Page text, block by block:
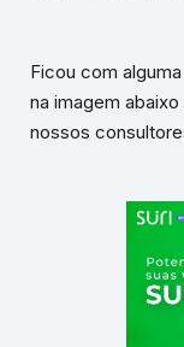
Ficou com
na imagem
nossos